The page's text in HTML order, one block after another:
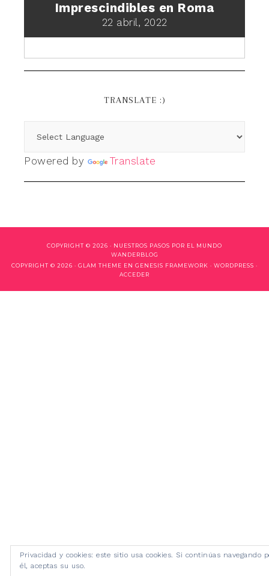
Imprescindibles en Roma
22 abril, 2022
TRANSLATE :)
Powered by Translate
COPYRIGHT © 2026 · NUESTROS PASOS POR EL MUNDO
WANDERBLOG
COPYRIGHT © 2026 · GLAM THEME EN GENESIS FRAMEWORK · WORDPRESS ·
ACCEDER
Privacidad y cookies: este sitio usa cookies. Si continúas navegando
él, aceptas su uso.